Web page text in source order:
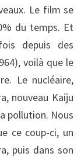
Le film se
du temps. Et
depuis des
voilà que le
Le nucléaire,
nouveau Kaiju
pollution. Nous
ce coup-ci, un
puis dans son